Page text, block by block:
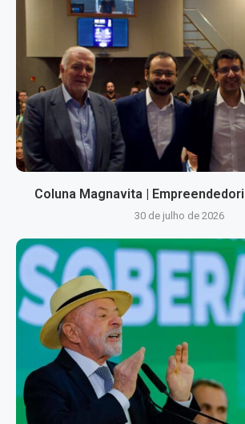
Coluna Magnavita |
30 de julho de 2026